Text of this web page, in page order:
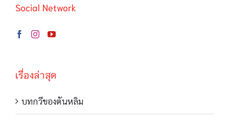
Social Network
เรื่องล่าสุด
บทกวีของตันหลิม